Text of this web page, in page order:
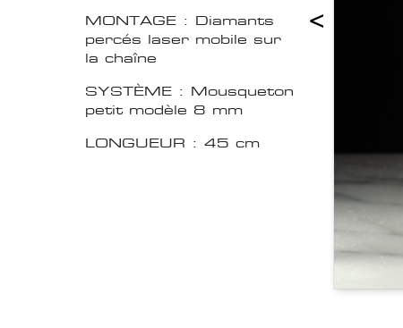
MONTAGE : Diamants
percés laser mobile sur
la chaîne
SYSTÈME : Mousqueton
petit modèle 8 mm
LONGUEUR : 45 cm
<